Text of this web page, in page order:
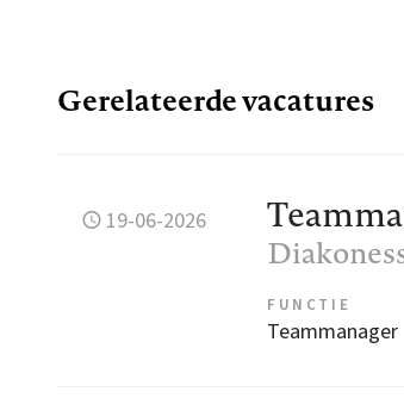
Gerelateerde vacatures
19-06-2026
FUNCTIE
Teammanager